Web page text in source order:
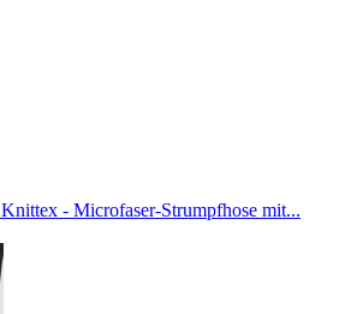
Knittex - Microfaser-Strumpfhose mit...